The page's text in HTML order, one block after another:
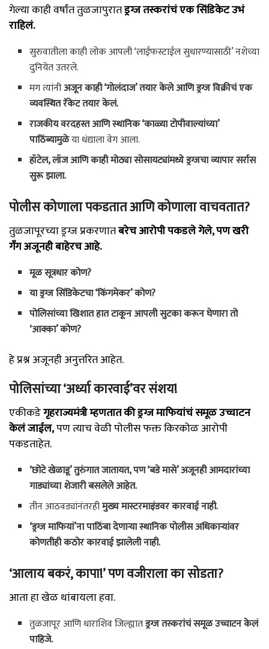
गेल्या काही वर्षांत तुळजापुरातड्रग्ज तस्करांचं एक सिंडिकेट उभं
राहिलं.
सुरुवातीला काही लोक आपली ‘लाईफस्टाईल सुधारण्यासाठी’ नशेच्या
दुनियेत उतरले.
मग त्यांनीअजून काही ‘गोलंदाज’ तयार केले आणि ड्रग्ज विक्रीचं एक
व्यवस्थित रॅकेट तयार केलं.
राजकीय वरदहस्त आणि स्थानिक ‘काळ्या टोपीवाल्यांच्या’
पाठिंब्यामुळेया धंद्याला वेग आला.
हॉटेल, लॉज आणि काही मोठ्या सोसायट्यांमध्ये ड्रग्जचा व्यापार सर्रास
सुरू झाला.
पोलीस कोणाला पकडतात आणि कोणाला वाचवतात?
तुळजापूरच्या ड्रग्ज प्रकरणातबरेच आरोपी पकडले गेले, पण खरी
गँग अजूनही बाहेरच आहे.
मूळ सूत्रधार कोण?
या ड्रग्ज सिंडिकेटचा ‘किंगमेकर’ कोण?
पोलिसांच्या खिशात हात टाकून आपली सुटका करून घेणारा तो
‘आक्का’ कोण?
हे प्रश्न अजूनही अनुत्तरित आहेत.
पोलिसांच्या ‘अर्ध्या कारवाई’वर संशय!
एकीकडेगृहराज्यमंत्री म्हणतात की ड्रग्ज माफियांचं समूळ उच्चाटन
केलं जाईल,पण त्याच वेळी पोलीस फक्त किरकोळ आरोपी
पकडताहेत.
‘छोटे खेळाडू’ तुरुंगात जातायत, पण ‘बडे मासे’ अजूनही आमदारांच्या
गाड्यांच्या शेजारी बसलेले आहेत.
तीन आठवड्यांनंतरहीमुख्य मास्टरमाइंडवर कारवाई नाही.
‘ड्रग्ज माफियां’ना पाठिंबा देणाऱ्या स्थानिक पोलीस अधिकाऱ्यांवर
कोणतीही कठोर कारवाई झालेली नाही.
‘आलाय बकरं, कापा!’ पण वजीराला का सोडता?
आता हा खेळ थांबायला हवा.
तुळजापूर आणि धाराशिव जिल्ह्यातड्रग्ज तस्करांचं समूळ उच्चाटन केलं
पाहिजे.